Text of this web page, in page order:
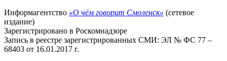
Информагентство «О чём говорит Смоленск» (сетевое
издание)
Зарегистрировано в Роскомнадзоре
Запись в реестре зарегистрированных СМИ: ЭЛ № ФС 77 –
68403 от 16.01.2017 г.